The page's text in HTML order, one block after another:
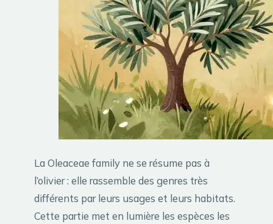
La Oleaceae family ne se résume pas à
l’olivier : elle rassemble des genres très
différents par leurs usages et leurs habitats.
Cette partie met en lumière les espèces les